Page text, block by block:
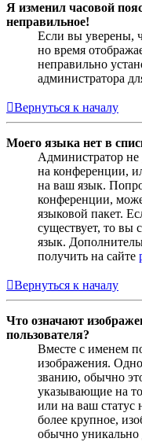
Я изменил часовой
неправильное!
Если вы уверены,
но время
неправильно
администратора
Вернуться к началу
Моего языка нет в
Администратор не
на конференции,
на ваш язык.
конференции,
языковой пакет.
существует, то вы
язык.
получить на сайте
Вернуться к началу
Что означают
пользователя?
Вместе с именем
изображения.
званию, обычно
указывающие на
или на ваш статус
более крупное,
обычно уникально